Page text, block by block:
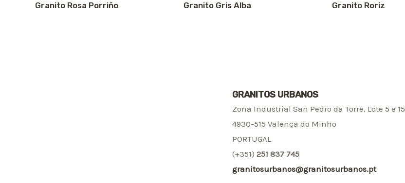
Granito Rosa Porriño Granito Gris Alba Granito Roriz
GRANITOS URBANOS
Zona Industrial San Pedro da Torre, Lote 5 e 15
4930-515 Valença do Minho
PORTUGAL
(+351) 251 837 745
granitosurbanos@granitosurbanos.pt